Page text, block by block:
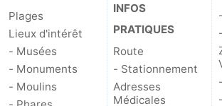
Plages
Lieux d'intérêt
- Musées
- Monuments
- Moulins
INFOS
PRATIQUES
Route
- Stationnement
Adresses
Médicales